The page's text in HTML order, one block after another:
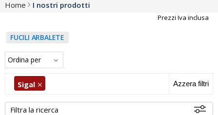
Home I nostri prodotti
Prezzi Iva inclusa
FUCILI ARBALETE
Sigal Azzera filtri
Filtra la ricerca